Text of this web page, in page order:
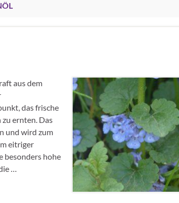
aus dem
das frische
ernten. Das
und wird zum
eitriger
besonders hohe
…